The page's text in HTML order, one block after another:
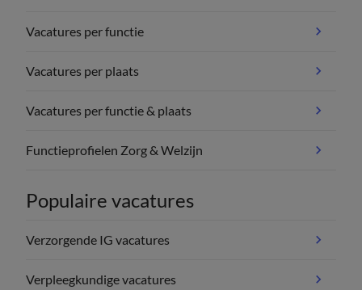
Vacatures per functie
Vacatures per plaats
Vacatures per functie & plaats
Functieprofielen Zorg & Welzijn
Populaire vacatures
Verzorgende IG vacatures
Verpleegkundige vacatures